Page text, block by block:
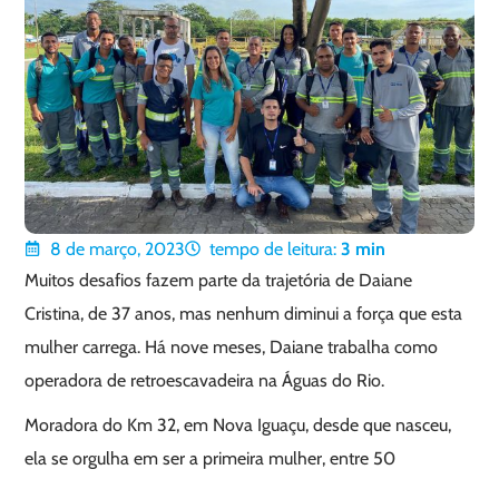
8 de março, 2023 tempo de leitura: 3 min
Muitos desafios fazem parte da trajetória de Daiane
Cristina, de 37 anos, mas nenhum diminui a força que esta
mulher carrega. Há nove meses, Daiane trabalha como
operadora de retroescavadeira na Águas do Rio.
Moradora do Km 32, em Nova Iguaçu, desde que nasceu,
ela se orgulha em ser a primeira mulher, entre 50